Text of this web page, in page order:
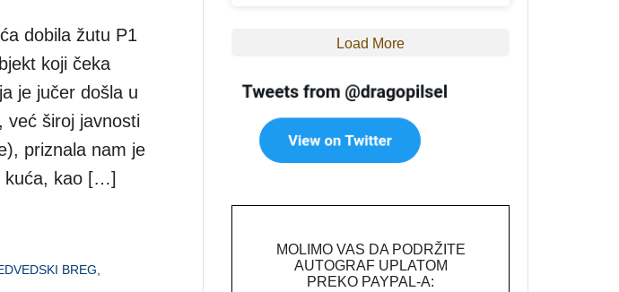
dobila žutu P1
koji čeka
je jučer došla u
već široj javnosti
priznala nam je
kuća, kao […]
BREG
Load More
MOLIMO VAS DA PODRŽITE
AUTOGRAF UPLATOM
PREKO PAYPAL-A: